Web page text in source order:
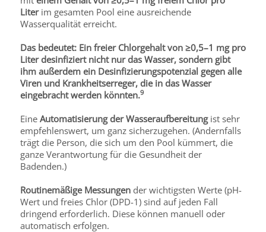
Literim gesamten Pool eine ausreichende
Wasserqualität erreicht.
Das bedeutet: Ein freier Chlorgehalt von ≥0,5–1 mg pro
Liter desinfiziert nicht nur das Wasser, sondern gibt
ihm außerdem ein Desinfizierungspotenzial gegen alle
Viren und Krankheitserreger, die in das Wasser
eingebracht werden könnten.9
EineAutomatisierung der Wasseraufbereitungist sehr
empfehlenswert, um ganz sicherzugehen. (Andernfalls
trägt die Person, die sich um den Pool kümmert, die
ganze Verantwortung für die Gesundheit der
Badenden.)
Routinemäßige Messungender wichtigsten Werte (pH-
Wert und freies Chlor (DPD-1) sind auf jeden Fall
dringend erforderlich. Diese können manuell oder
automatisch erfolgen.